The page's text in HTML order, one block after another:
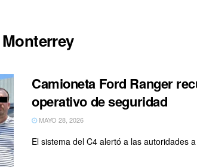
Camioneta Ford Ranger
operativo de seguridad
MAYO 28, 2026
El sistema del C4 alertó a las autoridades